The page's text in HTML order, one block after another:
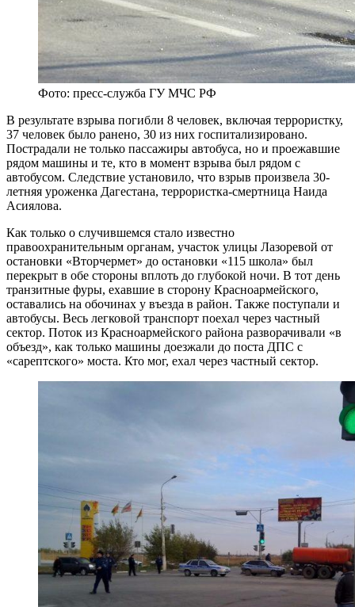
Фото: пресс-служба ГУ МЧС РФ
В результате взрыва погибли 8 человек, включая террористку,
37 человек было ранено, 30 из них госпитализировано.
Пострадали не только пассажиры автобуса, но и проежавшие
рядом машины и те, кто в момент взрыва был рядом с
автобусом. Следствие установило, что взрыв произвела 30-
летняя уроженка Дагестана, террористка-смертница Наида
Асиялова.
Как только о случившемся стало известно
правоохранительным органам, участок улицы Лазоревой от
остановки «Вторчермет» до остановки «115 школа» был
перекрыт в обе стороны вплоть до глубокой ночи. В тот день
транзитные фуры, ехавшие в сторону Красноармейского,
оставались на обочинах у въезда в район. Также поступали и
автобусы. Весь легковой транспорт поехал через частный
сектор. Поток из Красноармейского района разворачивали «в
объезд», как только машины доезжали до поста ДПС с
«сарептского» моста. Кто мог, ехал через частный сектор.